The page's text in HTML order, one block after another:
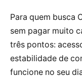
Para quem busca
sem pagar muito
três pontos:
estabilidade de
funcione no seu